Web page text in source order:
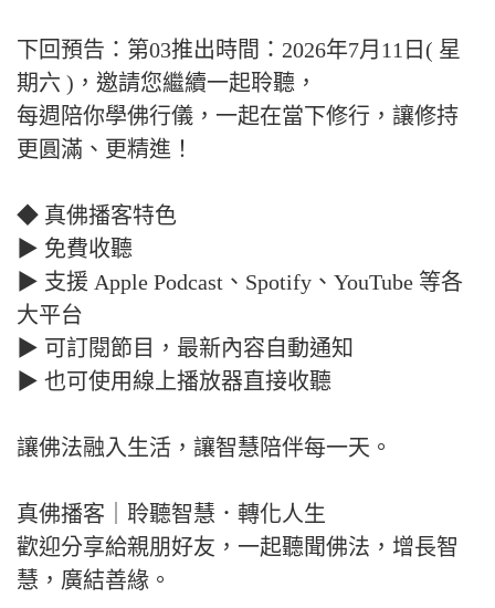
下回預告：第03推出時間：2026年7月11日( 星
期六 )，邀請您繼續一起聆聽，
每週陪你學佛行儀，一起在當下修行，讓修持
更圓滿、更精進！
◆ 真佛播客特色
▶ 免費收聽
▶ 支援 Apple Podcast、Spotify、YouTube 等各
大平台
▶ 可訂閱節目，最新內容自動通知
▶ 也可使用線上播放器直接收聽
讓佛法融入生活，讓智慧陪伴每一天。
真佛播客｜聆聽智慧．轉化人生
歡迎分享給親朋好友，一起聽聞佛法，增長智
慧，廣結善緣。